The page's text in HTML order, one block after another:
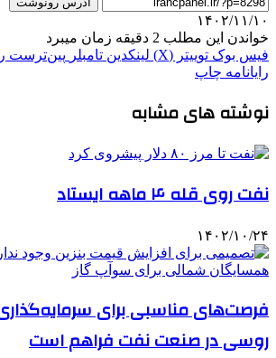
۱۴۰۲/۱۱/۱۰
خواندن این مطلب 2 دقیقه زمان میبرد
فیس بوک توییتر (X) لینکدین ‫تامبلر ‫پین‌ترست
رایانامه چاپ
نوشته های مشابه
نفت روی قله ۴ ماهه ایستاد
۱۴۰۲/۱۰/۲۴
فرصت‌های مناسبی برای
روسی در صنعت نفت فراهم است